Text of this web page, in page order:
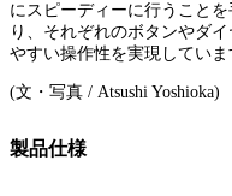
にスピーディーに行うこと
り、それぞれのボタンやダ
やすい操作性を実現していま
(文・写真 / Atsushi Yoshioka)
製品仕様